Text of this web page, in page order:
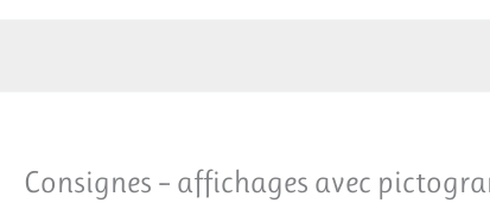
Consignes – affichages avec